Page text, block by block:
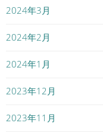
2024年3月
2024年2月
2024年1月
2023年12月
2023年11月